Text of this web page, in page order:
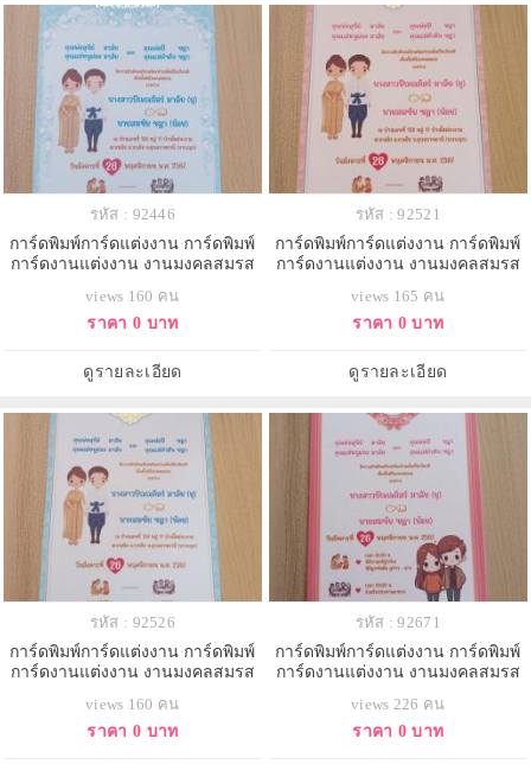
รหัส : 92446
การ์ดพิมพ์การ์ดแต่งงาน การ์ดพิมพ์
การ์ดงานแต่งงาน งานมงคลสมรส
นิ้ว
views 160 คน
ราคา 0 บาท
ดูรายละเอียด
รหัส : 92521
การ์ดพิมพ์การ์ดแต่งงาน การ์ดพิมพ์
การ์ดงานแต่งงาน งานมงคลสมรส
นิ้ว
views 165 คน
ราคา 0 บาท
ดูรายละเอียด
รหัส : 92526
การ์ดพิมพ์การ์ดแต่งงาน การ์ดพิมพ์
การ์ดงานแต่งงาน งานมงคลสมรส
นิ้ว
views 160 คน
ราคา 0 บาท
รหัส : 92671
การ์ดพิมพ์การ์ดแต่งงาน การ์ดพิมพ์
การ์ดงานแต่งงาน งานมงคลสมรส
นิ้ว
views 226 คน
ราคา 0 บาท